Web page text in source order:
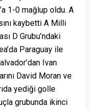
1-0 mağlup oldu. A
kaybetti A Milli
D Grubu’ndaki
Paraguay ile
Ivan
David Moran ve
yediği golle
grubunda ikinci